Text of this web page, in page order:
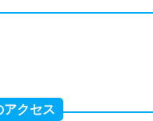
アクセス